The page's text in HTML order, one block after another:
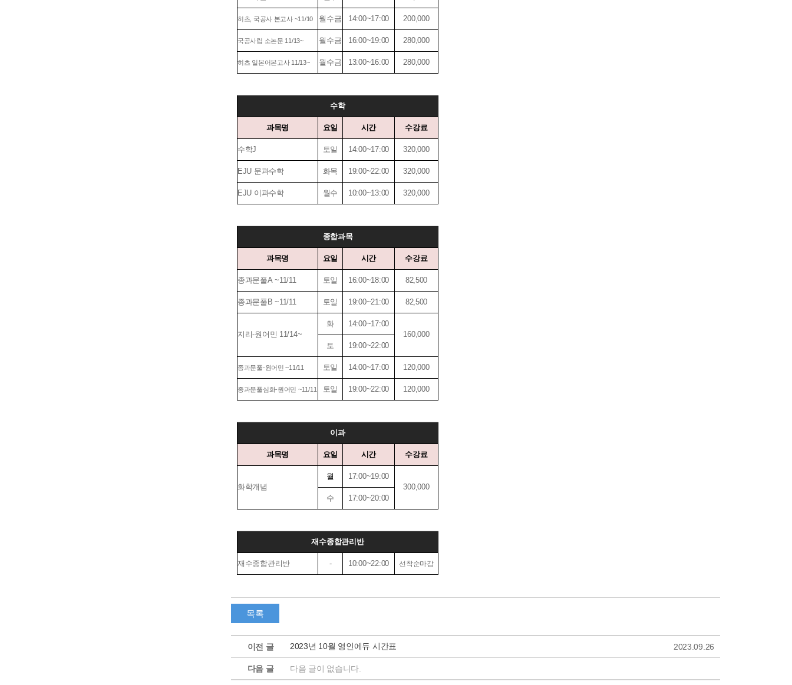
히츠, 국공사 본고사 ~11/10 월수금 14:00~17:00 200,000
국공사립 소논문 11/13~ 월수금 16:00~19:00 280,000
히츠 일본어본고사 11/13~ 월수금 13:00~16:00 280,000
수학
과목명 요일 시간 수강료
수학J 토일 14:00~17:00 320,000
EJU 문과수학 화목 19:00~22:00 320,000
EJU 이과수학 월수 10:00~13:00 320,000
종합과목
과목명 요일 시간 수강료
종과문풀A ~11/11 토일 16:00~18:00 82,500
종과문풀B ~11/11 토일 19:00~21:00 82,500
지리-원어민 11/14~
화
14:00~17:00
160,000
토
19:00~22:00
종과문풀-원어민 ~11/11 토일 14:00~17:00 120,000
종과문풀심화-원어민 ~11/11 토일 19:00~22:00 120,000
이과
과목명 요일 시간 수강료
화학개념
월
17:00~19:00
300,000
수
17:00~20:00
재수종합관리반
재수종합관리반 - 10:00~22:00 선착순마감
이전 글 2023년 10월 영인에듀 시간표 2023.09.26
다음 글 다음 글이 없습니다.